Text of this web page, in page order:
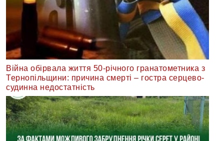
Війна обірвала життя 50-річного гранатометника з
Тернопільщини: причина смерті – гостра серцево-
судинна недостатність